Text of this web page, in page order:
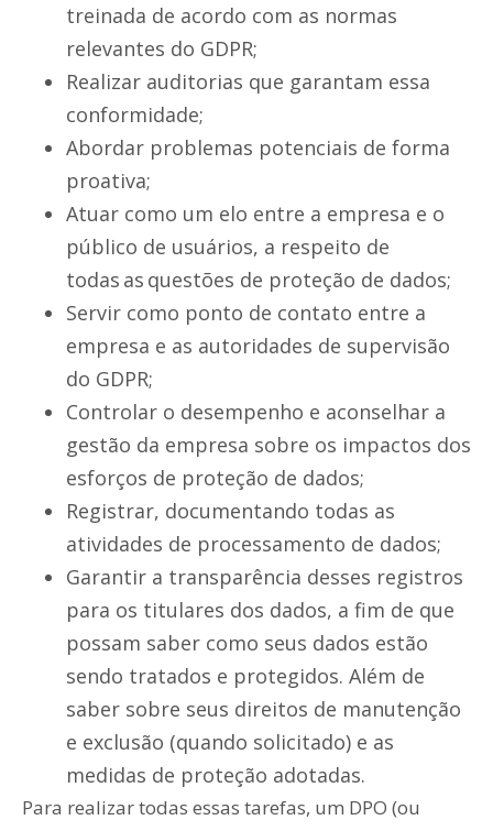
treinada de acordo com as normas
relevantes do GDPR;
Realizar auditorias que garantam essa
conformidade;
Abordar problemas potenciais de forma
proativa;
Atuar como um elo entre a empresa e o
público de usuários, a respeito de
todas as questões de proteção de dados;
Servir como ponto de contato entre a
empresa e as autoridades de supervisão
do GDPR;
Controlar o desempenho e aconselhar a
gestão da empresa sobre os impactos dos
esforços de proteção de dados;
Registrar, documentando todas as
atividades de processamento de dados;
Garantir a transparência desses registros
para os titulares dos dados, a fim de que
possam saber como seus dados estão
sendo tratados e protegidos. Além de
saber sobre seus direitos de manutenção
e exclusão (quando solicitado) e as
medidas de proteção adotadas.
Para realizar todas essas tarefas, um DPO (ou